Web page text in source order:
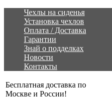
Чехлы на сиденья
Установка чехлов
Оплата / Доставка
Гарантии
Знай о подделках
Новости
Контакты
Бесплатная доставка по
Москве и России!